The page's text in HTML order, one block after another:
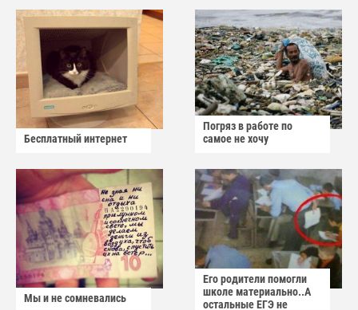
Бесплатный интернет
Погряз в работе по
самое не хочу
Мы и не сомневались
Его родители помогли
школе материально..А
остальные ЕГЭ не